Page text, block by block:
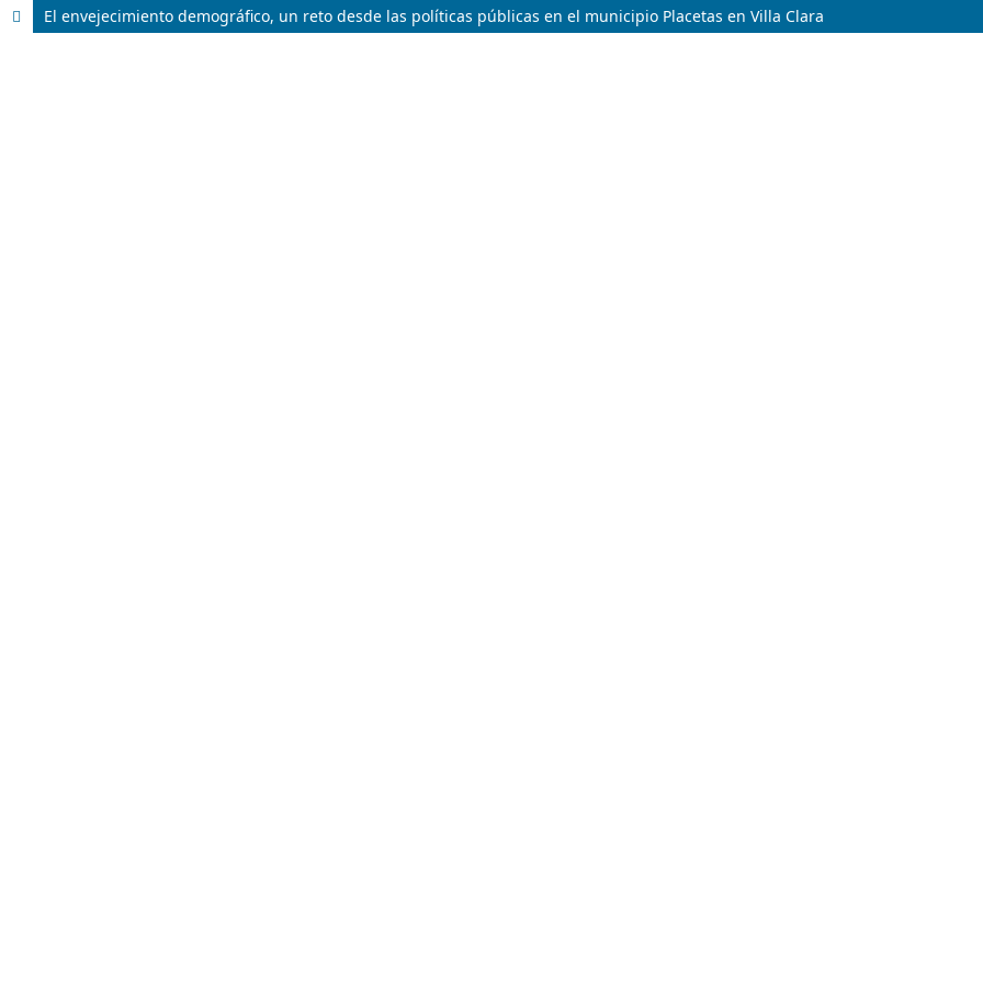
El envejecimiento demográfico, un reto desde las políticas públicas en el municipio Placetas en Villa Clara